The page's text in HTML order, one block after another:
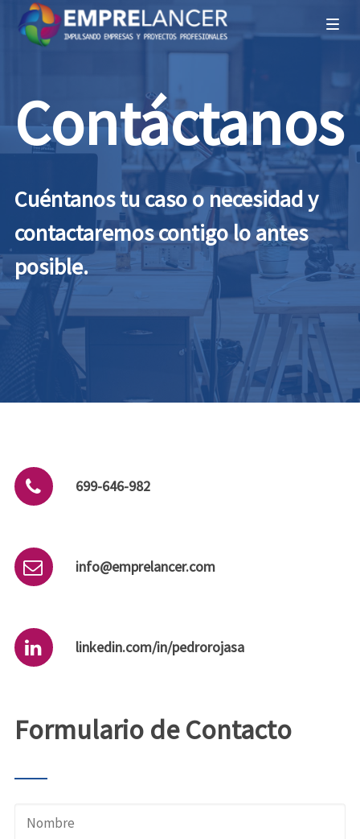
Contáctanos
Cuéntanos tu caso o necesidad y
contactaremos contigo lo antes
posible.
699-646-982
info@emprelancer.com
linkedin.com/in/pedrorojasa
Formulario de Contacto